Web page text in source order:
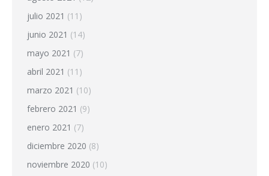
julio 2021 (11)
junio 2021 (14)
mayo 2021 (7)
abril 2021 (11)
marzo 2021 (10)
febrero 2021 (9)
enero 2021 (7)
diciembre 2020 (8)
noviembre 2020 (10)